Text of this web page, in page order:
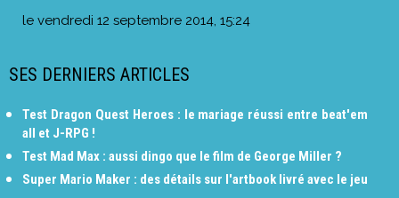
le vendredi 12 septembre 2014, 15:24
SES DERNIERS ARTICLES
Test Dragon Quest Heroes : le mariage réussi entre beat'em
all et J-RPG !
Test Mad Max : aussi dingo que le film de George Miller ?
Super Mario Maker : des détails sur l'artbook livré avec le jeu